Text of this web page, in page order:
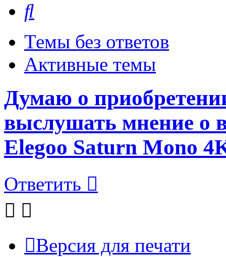
Темы без ответов
Активные темы
Думаю о
выслушать мнение о
Elegoo Saturn Mono
Ответить
Версия для печати